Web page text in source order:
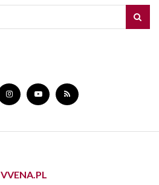
VVENA.PL